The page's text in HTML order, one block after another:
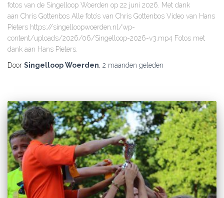
fotos van de Singelloop Woerden op 22 juni 2026. Met dank
aan Chris Gottenbos Alle foto’s van Chris Gottenbos Video van Hans
Pieters https://singelloopwoerden.nl/wp-
content/uploads/2026/06/Singelloop-2026-v3.mp4 Fotos met
dank aan Hans Pieters.
Door Singelloop Woerden, 2 maanden geleden